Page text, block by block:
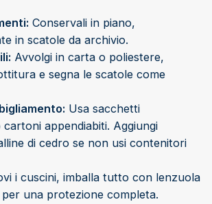
Conservali in piano,
in scatole da archivio.
Avvolgi in carta o poliestere,
e segna le scatole come
Usa sacchetti
appendiabiti. Aggiungi
di cedro se non usi contenitori
i cuscini, imballa tutto con lenzuola
una protezione completa.